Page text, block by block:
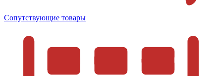
Сопутствующие товары